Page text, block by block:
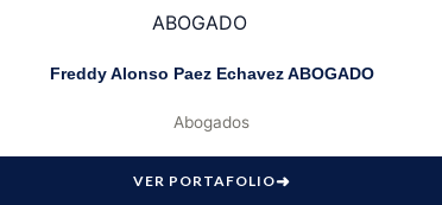
Freddy Alonso Paez Echavez ABOGADO
Abogados
VER PORTAFOLIO